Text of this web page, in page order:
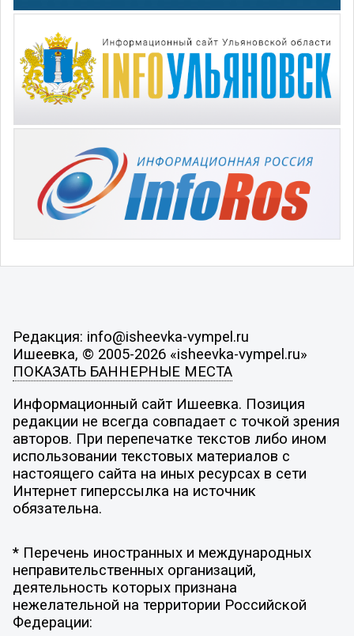
Редакция: info@isheevka-vympel.ru
Ишеевка, © 2005-2026 «isheevka-vympel.ru»
ПОКАЗАТЬ БАННЕРНЫЕ МЕСТА
Информационный сайт Ишеевка. Позиция
редакции не всегда совпадает с точкой зрения
авторов. При перепечатке текстов либо ином
использовании текстовых материалов с
настоящего сайта на иных ресурсах в сети
Интернет гиперссылка на источник
обязательна.
* Перечень иностранных и международных
неправительственных организаций,
деятельность которых признана
нежелательной на территории Российской
Федерации: